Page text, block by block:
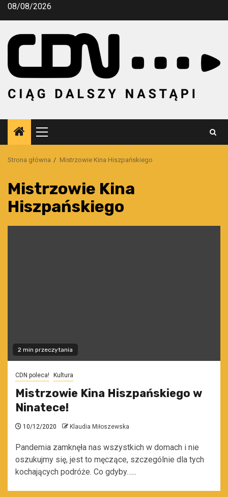
Przejdź
08/08/2026
Menu
główne
Strona główna Mistrzowie Kina Hiszpańskiego
Mistrzowie Kina
Hiszpańskiego
2 min przeczytania
CDN poleca! Kultura
Mistrzowie Kina Hiszpańskiego w
Ninatece!
10/12/2020 Klaudia Miłoszewska
Pandemia zamknęła nas wszystkich w domach i nie
oszukujmy się, jest to męczące, szczególnie dla tych
kochających podróże. Co gdyby…...